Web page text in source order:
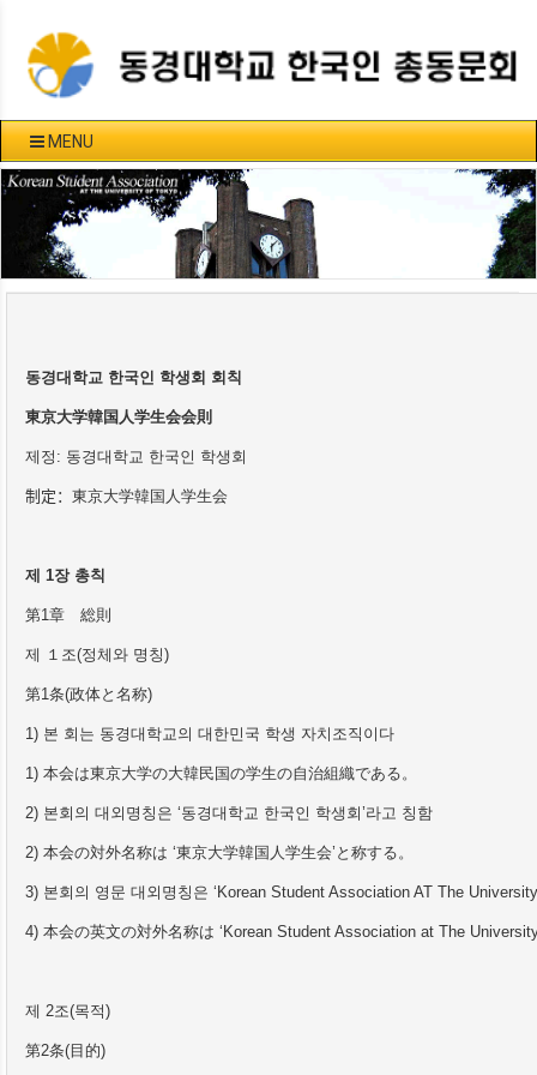
MENU
동경대학교 한국인 학생회 회칙
東京大学韓国 人学生会会則
제정 : 동경대학교 한국인 학생회
制定： 東京大学韓国 人 学生会
제 1장 총칙
第1章 総則
제 １조(정체와 명칭)
第1条(政体と名称)
1) 본 회는 동경대학교의 대한민국 학생 자치조직이다
1) 本会は東京大学の大韓民国の学生の自治組織である。
2) 본회의 대외명칭은 ‘동경대학교 한국인 학생회’라고 칭함
2) 本会の対外名称は ‘東京大学韓国 人 学生会’ と 称する。
3) 본회의 영문 대외명칭은 ‘Korean Student Association AT The
4) 本会の英文の対外名称は ‘Korean Student Association at The
제 2조(목적)
第2条(目的)